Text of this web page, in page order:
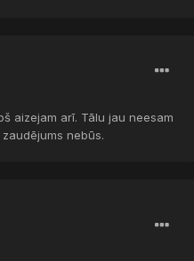
aizejam arī. Tālu jau neesam
nebūs.